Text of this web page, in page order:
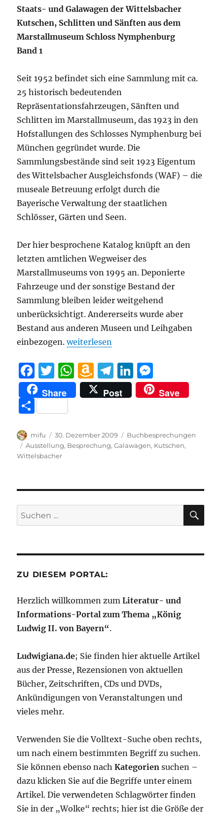
Staats- und Galawagen der Wittelsbacher
Kutschen, Schlitten und Sänften aus dem
Marstallmuseum Schloss Nymphenburg
Band 1
Seit 1952 befindet sich eine Sammlung mit ca.
25 historisch bedeutenden
Repräsentationsfahrzeugen, Sänften und
Schlitten im Marstallmuseum, das 1923 in den
Hofstallungen des Schlosses Nymphenburg bei
München gegründet wurde. Die
Sammlungsbestände sind seit 1923 Eigentum
des Wittelsbacher Ausgleichsfonds (WAF) – die
museale Betreuung erfolgt durch die
Bayerische Verwaltung der staatlichen
Schlösser, Gärten und Seen.
Der hier besprochene Katalog knüpft an den
letzten amtlichen Wegweiser des
Marstallmuseums von 1995 an. Deponierte
Fahrzeuge und der sonstige Bestand der
Sammlung bleiben leider weitgehend
unberücksichtigt. Andererseits wurde aber
Bestand aus anderen Museen und Leihgaben
einbezogen.„Rezension: Staats- und Galawagen
weiterlesen
F
a
c
e
b
o
T
w
it
te
r
W
h
at
A
p
A
m
a
o
n
h
st
T
el
e
r
a
Li
n
k
d
I
e
ss
n
g
Share Post Save
T
le
n
Autor
mifu
Veröffentlicht
am
30. Dezember 2009 Kategorien
Buchbesprechungen
Schlagwörter
Ausstellung, Besprechung,Galawagen, Kutschen,
Wittelsbacher
Suchen
nach:
ZU DIESEM PORTAL:
Herzlich willkommen zumLiteratur- und
Informations-Portal zum Thema „König
Ludwig II. von Bayern“.
Ludwigiana.de; Sie finden hier aktuelle Artikel
aus der Presse, Rezensionen von aktuellen
Bücher, Zeitschriften, CDs und DVDs,
Ankündigungen von Veranstaltungen und
vieles mehr.
Verwenden Sie die Volltext-Suche oben rechts,
um nach einem bestimmten Begriff zu suchen.
Sie können ebenso nachKategorien suchen –
dazu klicken Sie auf die Begriffe unter einem
Artikel. Die verwendeten Schlagwörter finden
Sie in der „Wolke“ rechts; hier ist die Größe der